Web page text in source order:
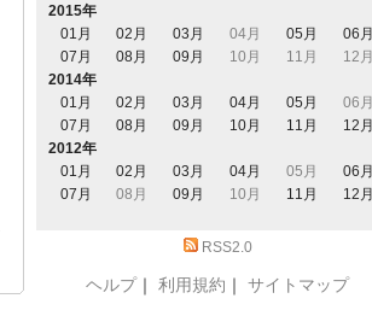
2015年
01月
02月 03月 04月 05月
06月
07月
08月 09月 10月 11月
12月
2014年
01月
02月 03月 04月 05月
06月
07月
08月 09月 10月 11月
12月
2012年
01月
02月 03月 04月 05月
06月
07月
08月 09月 10月 11月 12月
RSS2.0
ヘルプ｜ 利用規約 ｜ サイトマップ